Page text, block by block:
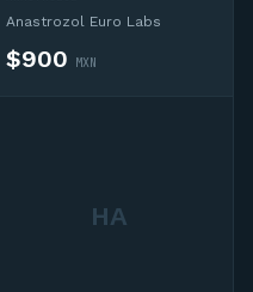
Anastrozol Euro Labs
$900 MXN
HA